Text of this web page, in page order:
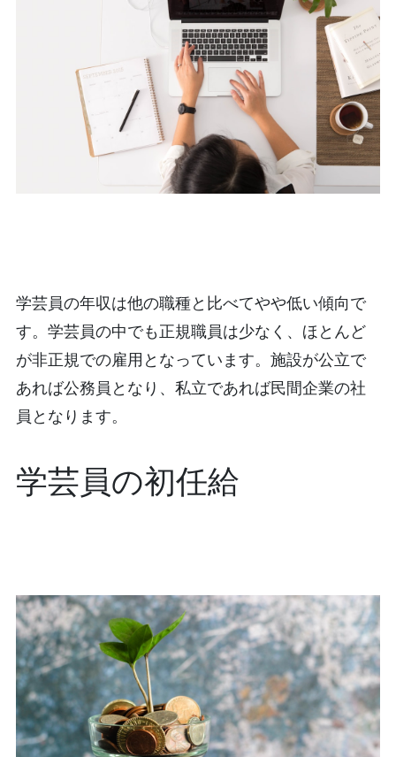
学芸員の年収は他の職種と比べてやや低い傾向で
す。学芸員の中でも正規職員は少なく、ほとんど
が非正規での雇用となっています。施設が公立で
あれば公務員となり、私立であれば民間企業の社
員となります。
学芸員の初任給